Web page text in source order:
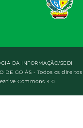
DA INFORMAÇÃO/SEDI
DE GOIÁS - Todos os direitos
Commons 4.0